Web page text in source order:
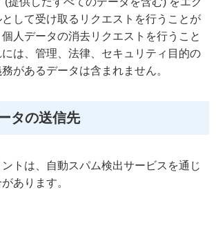
して受け取るリクエストを行うことが
人データの消去リクエストを行うこと
は、管理、法律、セキュリティ目的の
があるデータは含まれません。
タの送信先
トは、自動スパム検出サービスを通じ
あります。